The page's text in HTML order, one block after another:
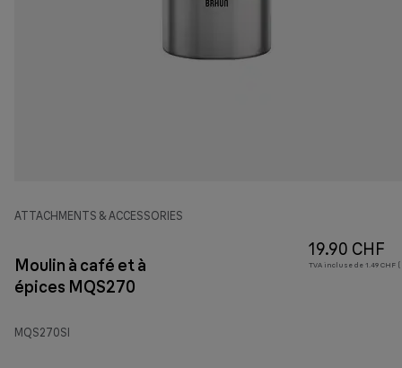
ATTACHMENTS & ACCESSORIES
Moulin à café et à
épices MQS270
MQS270SI
19.90 CHF
TVA incluse de 1.49 CHF (